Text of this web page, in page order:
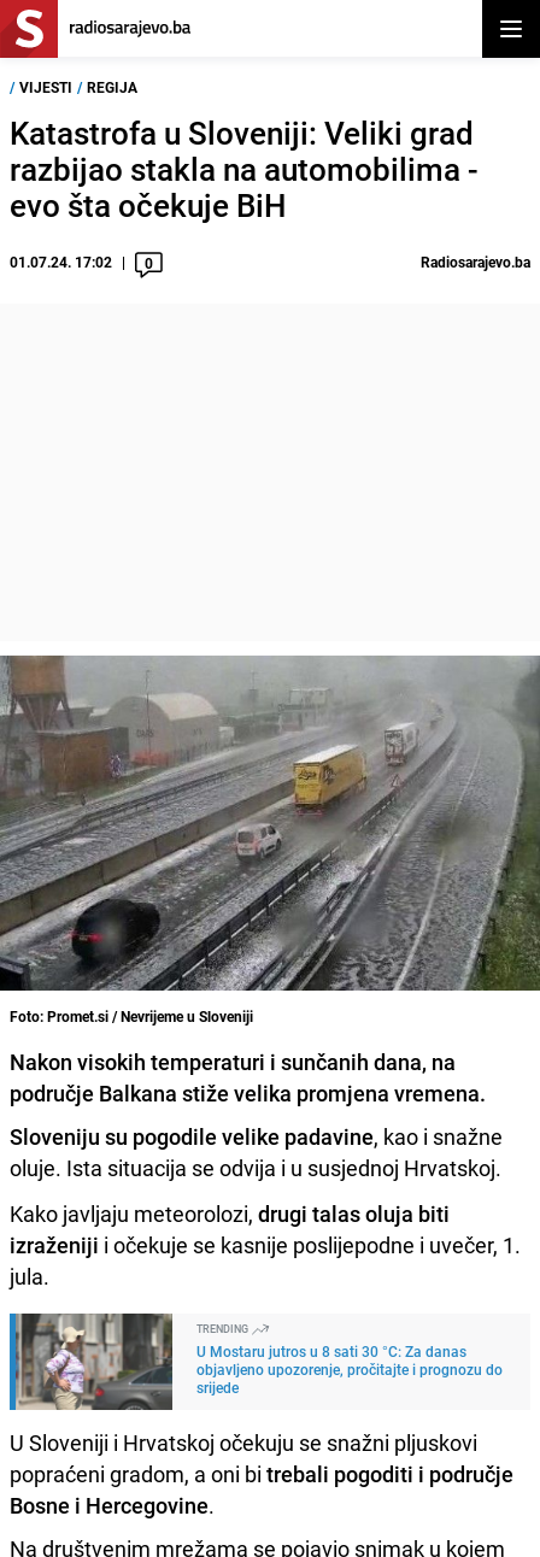
/ VIJESTI / REGIJA
Katastrofa u Sloveniji: Veliki grad
razbijao stakla na automobilima -
evo šta očekuje BiH
01.07.24. 17:02 0 Radiosarajevo.ba
Foto: Promet.si / Nevrijeme u Sloveniji
Nakon visokih temperaturi i sunčanih dana, na
područje Balkana stiže velika promjena vremena.
Sloveniju su pogodile velike padavine, kao i snažne
oluje. Ista situacija se odvija i u susjednoj Hrvatskoj.
Kako javljaju meteorolozi, drugi talas oluja biti
izraženiji i očekuje se kasnije poslijepodne i uvečer, 1.
jula.
TRENDING
U Mostaru jutros u 8 sati 30 °C: Za danas
objavljeno upozorenje, pročitajte i prognozu do
srijede
U Sloveniji i Hrvatskoj očekuju se snažni pljuskovi
popraćeni gradom, a oni bi trebali pogoditi i područje
Bosne i Hercegovine.
Na društvenim mrežama se pojavio snimak u kojem